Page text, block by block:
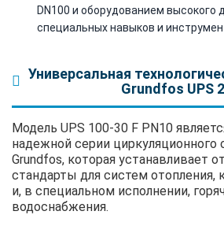
DN100 и оборудованием высокого
специальных навыков и
Универсальная
Grundfos UPS
Модель UPS 100-30 F PN10
надежной серии циркуляционного
Grundfos, которая устанавливает
стандарты для систем отопления,
и, в специальном исполнении,
водоснабжения.